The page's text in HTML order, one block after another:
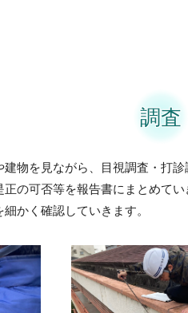
調査
物を見ながら、目視調査・打
の可否等を報告書にまとめて
かく確認していきます。